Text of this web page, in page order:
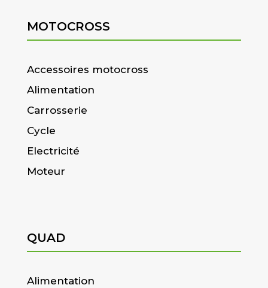
MOTOCROSS
Accessoires motocross
Alimentation
Carrosserie
Cycle
Electricité
Moteur
QUAD
Alimentation